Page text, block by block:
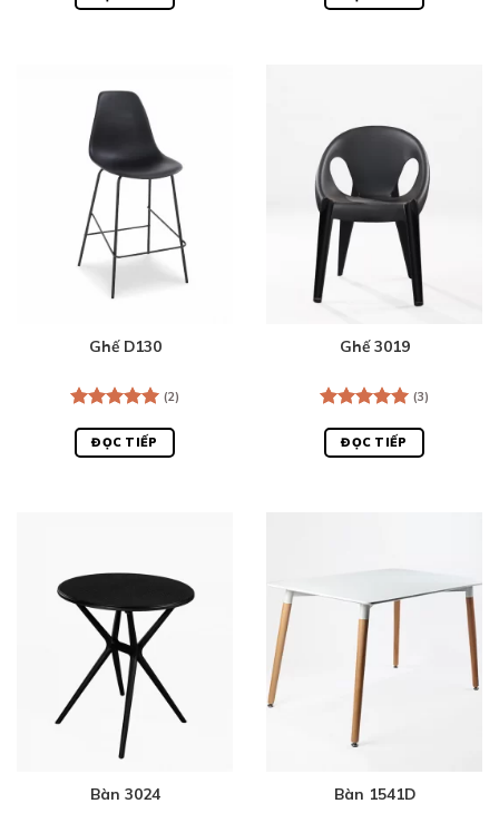
5 sao
5 sao
Ghế D130
hạng5.00
5 sao
(2)
ĐỌC TIẾP
Ghế 3019
hạng5.00
5 sao
(3)
ĐỌC TIẾP
Bàn 3024 Bàn 1541D